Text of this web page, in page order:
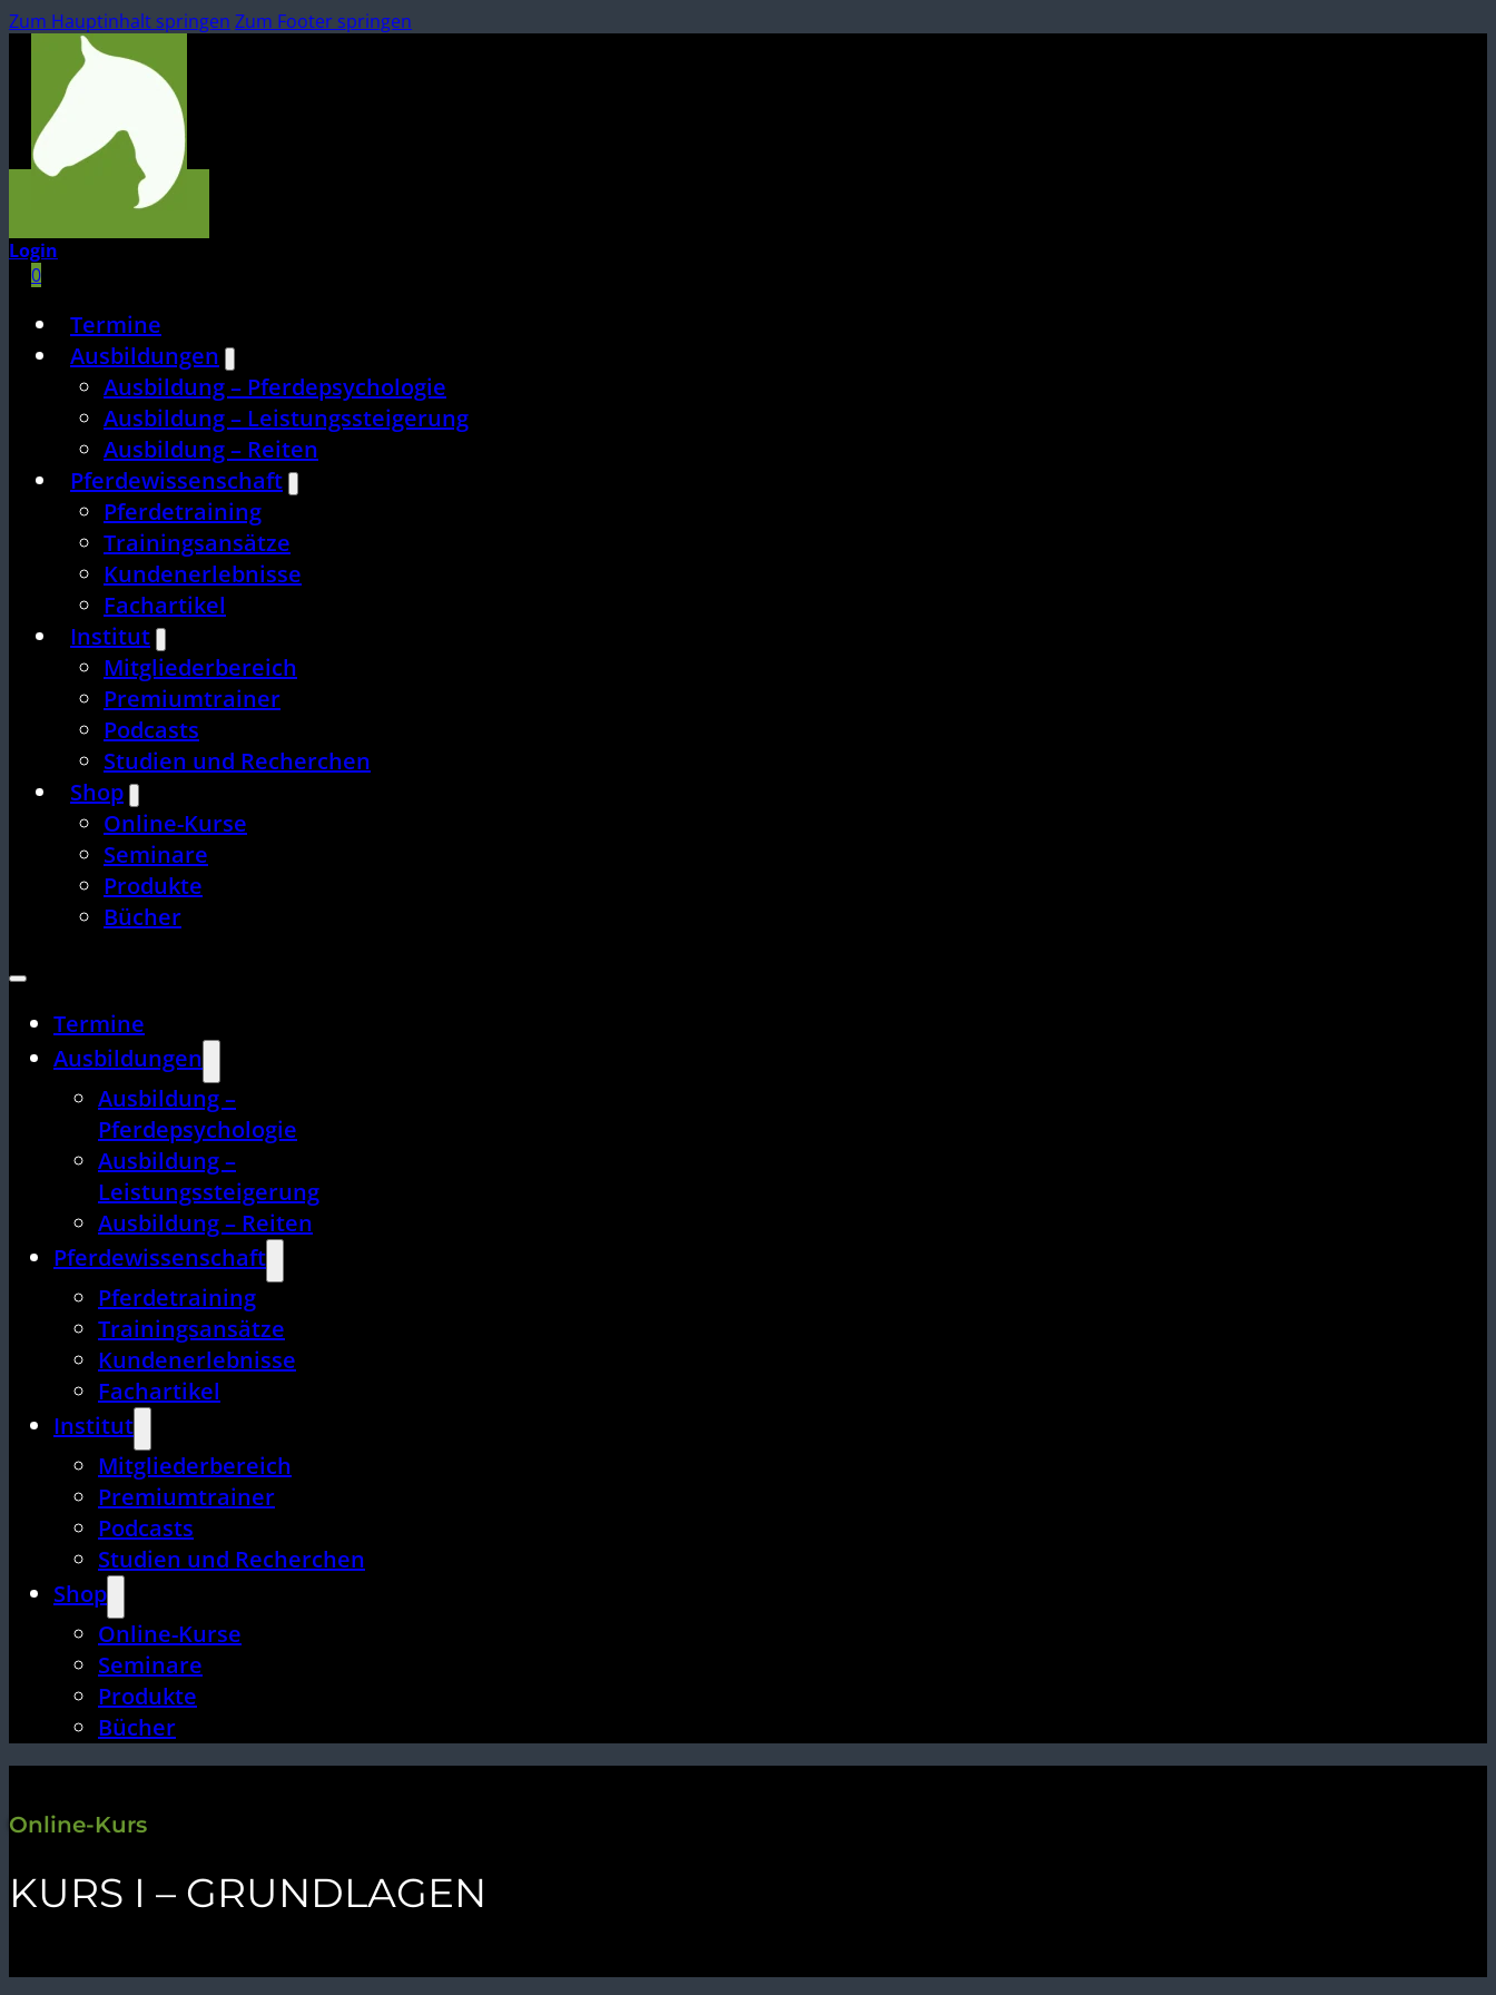
Zum Hauptinhalt springen Zum Footer springen
Login
0
Termine
Ausbildungen
Ausbildung – Pferdepsychologie
Ausbildung – Leistungssteigerung
Ausbildung – Reiten
Pferdewissenschaft
Pferdetraining
Trainingsansätze
Kundenerlebnisse
Fachartikel
Institut
Mitgliederbereich
Premiumtrainer
Podcasts
Studien und Recherchen
Shop
Online-Kurse
Seminare
Produkte
Bücher
Termine
Ausbildungen
Ausbildung –
Pferdepsychologie
Ausbildung –
Leistungssteigerung
Ausbildung – Reiten
Pferdewissenschaft
Pferdetraining
Trainingsansätze
Kundenerlebnisse
Fachartikel
Institut
Mitgliederbereich
Premiumtrainer
Podcasts
Studien und Recherchen
Shop
Online-Kurse
Seminare
Produkte
Bücher
Online-Kurs
KURS I – GRUNDLAGEN